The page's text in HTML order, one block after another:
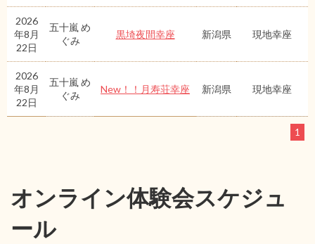
2026
年8月
22日
五十嵐 め
ぐみ
黒埼夜間幸座 新潟県 現地幸座
2026
年8月
22日
五十嵐 め
ぐみ
New！！月寿荘幸座 新潟県 現地幸座
1
オンライン体験会スケジュ
ール